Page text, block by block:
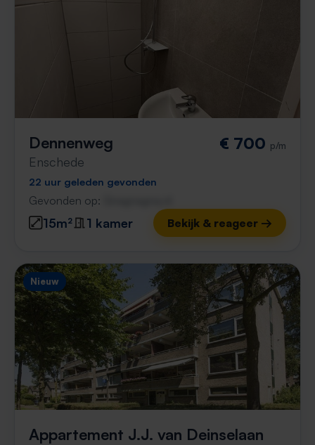
Dennenweg
Enschede
€ 700 p/m
22 uur geleden gevonden
Gevonden op:
15m² 1 kamer Bekijk & reageer →
Nieuw
Appartement J.J. van Deinselaan